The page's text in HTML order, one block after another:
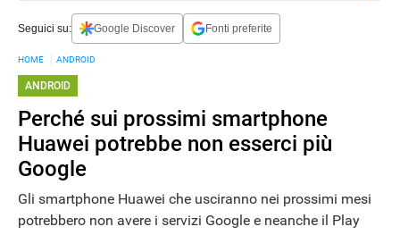
Seguici su: Google Discover Fonti preferite
HOME ANDROID
ANDROID
Perché sui prossimi smartphone
Huawei potrebbe non esserci più
Google
Gli smartphone Huawei che usciranno nei prossimi mesi
potrebbero non avere i servizi Google e neanche il Play